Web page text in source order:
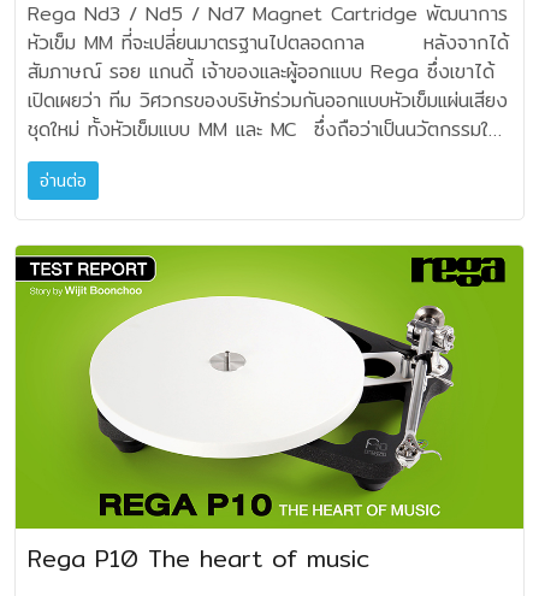
Table Linn Sondek LP12 Majik Turntable Hattor
Audio Ultimate System Accuphase DP 570S
Accuphase E4000 NAD M51 DAC Denon DCD
2500NE SACD สอบถามได้ที่ตัวแทนจำหน่ายเครื่องเสียง
ชั้นนำ Taan Fortune Town Top Sound&Vision Prestige
Hifi Komfortsound HiFi House by Msound HD HiFi
HD HiFi Online Audiomate.bkk BOSS Hi End Audio
Solutions เครื่องเสียงไฮเอนด์ Piyanas Electric Life
Audio MUSE AUDIONICE Blue in green
(metal/mineral mix) ใน Entreq Silver Minimus
Tungsten มีปริมาณจำกัด เมื่อเทียบกับรุ่นใหญ่กว่า เช่น Silver
Tellus หรือ Olympus ดังนั้นการใช้ Silver Minimus
Tungstenกับแอมปลิไฟร์ขนาดใหญ่ อาจทำให้ผลลัพธ์ด้านเสียง
ไม่ชัดเจน หรืออาจทำให้ระบบไม่สมดุล เช่นเสียงบาง, โทนเปลี่ยน,
แหลมเกินได้ คำแนะนำจาก Entreq ควรวางกล่อง
Silver Minimus Tungsten ให้ห่างจากแหล่งจ่ายไฟหลัก เช่น
EMI รวมทั้งไม่ควรวางซ้อนกับอุปกรณ์ที่จ่ายไฟหนัก เช่น
Power Amp หรือ Power Conditioner และวางบนพื้นไม้
หรือชั้นวางเครื่องเสียงจะดีกว่าพื้นปูนโดยตรง ขั้ว
อแดปเตอร์ที่เลือกใช้งานได้ RCA , XLR, Banana / Spade
/ Eyelet, RJ45 / LAN ground (สอบถาม เลือกซื้อเพิ่มเติม
ได้จากผู้แทนจำหน่าย) ทดสอบใช้งาน เครื่องที่นำมา
ทดสอบร่วมกับ Entreq Silver Minimus Tungsten อาทิ
เครื่องเล่น SACD , DAC , Streamer จะใช้ช่อง RCA และ
สลับมาใช้กับเร้าเตอร์ที่มีช่อง LAN ว่างอยู่ ได้ผลลัพธ์ที่ดีมาก ใน
แง่การลด Noise ให้พื้นเสียงสงัดขึัน ผมพบว่า หนึ่งใน
ซิสเต็มของผม ปรีแอมป์ระบบ Passive อย่างของ Hattor
Audio นี่จะได้ผลลัพธ์เข้าขั้นน่าทึ่ง หรือกับ DAC และ SACD
เสียงเพิ่มขึ้น อันเป็นผลจาก Noise โดยรวม ลดลงอย่างฉับพลัน
ทันที เสียงใสสะอาดขึ้น เสียงร้องมีชีวิตชีวา ฉ่ำชื้นขึ้น ปลายย่าน
ความถี่เสียงแหลมสวยงามขึ้น น้ำหนักเสียงเหมือนชาร์จพลังของ
ภาคขยายเพิ่มขึ้นอย่างน่าพิศวงเลยทีเดียว จุดสังเกตคือ
อิมเมจ มิติเสียง เวทีเสียง ดีขึ้นชนิดฟังออกทันทีทันใด แน่นอน
ครับ ในกรณีต่อกับสายไฟเอซีของเครื่องแบบใดให้ผลของ
เสียงมากที่สุด? อันนี้คงต้องยกให้ที่ภาคขยายหรือแอมปลิไฟล์
ครับ รองลงไปก็คือเครื่องเล่น Streamer เครื่องเล่นซีดี หรือ
DAC เป็นลำดับถัดไป แต่โดยรวมๆ จะส่งผลดีใกล้เคียงกันครับ
ถ้าหากว่า ชุดของคุณเป็นเครื่องเสียงไฮเอนด์ซิสเต็มใหญ่ มีงบ
ประมาณที่จะใช้กับเครื่องทุกชิ้นได้ละก็ ควรแยกใช้เป็นชุดๆ ไป ใน
ระหว่างแหล่งโปรแกรมและเครื่องแอมปลิไฟร์ DAC และอื่นๆ
รับรองว่าให้เสียงได้สุดยอดจริงๆ ครับ บทสรุป
FURUTECH FLOW-28 NCF ทำให้เราได้ยินเสียงที่เคยถูกซ่อน
ไว้ใน Background อันนี้จะเป็นผลต่อรายละเอียดเสียงเท่ากับคุณ
ยกเกรดเครื่องขึ้นมาอีกสเตปหนึ่งเลย บทบาทหลักคือช่วยลดเสียง
กวนทางไฟฟ้าอย่างมีนัยสำคัญ ทำให้เวทีเสียงหรือ
Soundstage โอ่อ่าขึ้น รายละเอียดใน โทนเสียงสูง งดงาม
ทอดเสียงละมุนละไม ให้ความชัดของสัมผัสบรรยากาศเสียง หรือ
แอมเบี้ยนได้อย่างยอดเยี่ยมมาก FURUTECH FLOW-28
(Silicone) โดยใช้เป็นโอริงหรือแผ่นรอง มีลูกปืน ลดแรงสั่น
สะเทือนและเสียงสะท้อน แผ่นรองเครื่องนี่แหละที่ผมว่า น่าสนใจ
มาก เพราะชั้นวางแต่ละชั้นผลิตจาก Quartz stone ซึ่งเป็นหิน
สังเคราะห์ที่มีความหนาแน่นสม่ำเสมอ มีลายเส้นกระจายเหมือนหิน
อ่อนซึ่งโครงสร้างนี้ช่วยลดแรงสั่นสะเทือนได้ดีมากๆ เหมาะ
สำหรับการใช้งานกับระบบเสียงที่ต้องการความชัดเจนและเสียง
เป็นเนื้อเดียวกัน มวลของ Quartz stone ให้ความหนา
แน่นที่เหมาะสม เพราะวัสดุมีความสัมพัทธ์สูง (high mass) ช่วย
ลดการสั่นสะเทือนตกค้าง (resonance) ซึ่งช่วยให้เสียงสะอาด
และแม่นยำมากยิ่งขึ้น แผ่นรองเครื่องได้ใช้กรรมวิธีการผลิต
การขึ้นรูปโดยการเผาด้วยความร้อนและการอัดแน่น ชั้นวาง
Quartz stone นี้ผ่านการเผาที่อุณหภูมิสูง พร้อมทั้งการอัด
แน่นให้ผิวที่เรียบเนียนและจัดเรียงโมเลกุลความหนาแน่นอย่าง
สม่ำเสมอในวัสดุ ส่งผลให้เสียงออกมา “มีความเป็นเนื้อเดียว”
อย่างดีเยี่ยม ผู้ผลิต Audio Bastion ออกแบบได้อย่าง
แยบยลและสามารถนำมาประกอบได้อย่างง่ายดาย
MODULAR CLASSIC RACK II ของ Audio Bastion ในรุ่น
MR-1 และ MR-2 เป็นชั้นวางเครื่องเสียงที่มุ่งเน้นต่อผลของ
ความละเอียด และคุณภาพเสียงในซิสเต็ม ด้วยวัสดุ Quartz
stone ที่หนาแน่นและออกแบบมาเพื่อลดแรงสั่นสะเทือนในตัว
สามารถในการป้องกัน RFI ด้วยวิศวกรรมที่เหมาะสมที่สุด โดย
การใช้ประโยชน์จากวัสดุที่ดีที่สุดและกระบวนการขั้นสูง
Furutech จึงมอบประสิทธิภาพที่ยอดเยี่ยมได้อย่างสม่ำเสมอ
การนำวัสดุ "NCF" อันล้ำสมัยของ Furutech มาใช้กับขั้วต่อ
เหล่านี้ แสดงให้เห็นถึงความมุ่งมั่นในการสร้างสรรค์นวัตกรรม
NCF ได้รับการออกแบบมาเป็นพิเศษเพื่อต่อต้านไฟฟ้าสถิต ช่วย
ลดการสั่นสะเทือนและขจัดเสียงรบกวนไฟฟ้าสถิตที่ไม่ต้องการ
ผลลัพธ์ที่ได้คือเวทีเสียงที่สะอาดขึ้น แม่นยำขึ้น ปราศจาก
สีสัน ทำให้เสียงที่แท้จริงจากแหล่งกำเนิดเสียงเปล่งประกายออก
มาอย่างน่าประทับใจ ในด้านรายละเอียดทางเทคนิคที่พิเศษ
กว่าใคร คุณสมบัติหลัก เป็นสายไฟที่ออกแบบมาอย่างสวยงาม
ด้วยตัวนำ α (Alpha) μ-OFC ใช้ฉนวนโพลีเอทิลีนพิเศษที่ทนต่อ
แรงดันไฟฟ้าสูงและความร้อน ให้ความจุที่ต่ำกว่าและการหน่วง
เชิงกลที่ดีกว่า มีเทคโนโลยี Ground/Earth Jumper ที่
ได้รับการจดสิทธิบัตร แม้ในระหว่างการใช้งานปกติทั่วไป สาย
เคเบิลทั่วไปก็ยังสร้างคลื่นแม่เหล็กไฟฟ้าที่ไม่ต้องการขึ้นมาได้ ซึ่ง
อาจก่อให้เกิดการรบกวนได้ โดยคลื่นดังกล่าวจะแสดงผล
เด่นชัดที่สุดในบริเวณที่สายเคเบิลงอหรือพับ ดังนั้น "Earth
Jumper" ของ Furutech แก้ไขปัญหานี้ด้วยการใช้แผ่น
ทองแดงที่สัมผัสกับสกรูยึด ต่อกับสายดิน ทำให้ศักย์แม่เหล็ก
Rega Nd3 / Nd5 / Nd7 Magnet Cartridge พัฒนาการ
หัวเข็ม MM ที่จะเปลี่ยนมาตรฐานไปตลอดกาล หลังจากได้
สัมภาษณ์ รอย แกนดี้ เจ้าของและผู้ออกแบบ Rega ซึ่งเขาได้
เปิดเผยว่า ทีม วิศวกรของบริษัทร่วมกันออกแบบหัวเข็มแผ่นเสียง
ชุดใหม่ ทั้งหัวเข็มแบบ MM และ MC ซึ่งถือว่าเป็นนวัตกรรมใหม่
ทั้งหมดของโครงสร้างและระบบหัวเข็มเล่นแผ่นเสียงในปัจจุบัน
และก็ได้มีโอกาสนำเอาหัวเข็ม3 รุ่นมาทดสอบใช้งาน คือ
Rega Nd3 Rega Nd5 และ Rega Nd7 ที่ใช้ปลายเข็มแบบ
เพชร ที่เป็นผลลัพธ์จากการวิจัย พัฒนามายาวนานกว่า 10 ปี
และนี่คือการยกระดับมาตรฐาน Cartridge ขึ้นมาอีกระดับหนึ่ง
โดยเทคโนโลยีนี้ Rega ได้นำขึ้นจดสิทธิบัตร หัวเข็ม
ตระกูล Nd ทั้งหมด ถือว่าเป็นรายแรกของโลก ที่ใช้แม่เหล็กนี
โอ-ไดเมียมกำลังสูงพิเศษในการออกแบบหัวเข็มชนิดแม่เหล็กที่
เคลื่อนที่หรือ MM: Moving Magnet เป็นการออกแบบที่มี
เอกลักษณ์เฉพาะตัวโดยสิ้นเชิง เป็นการออกแบบที่ยาก
ลำบากที่สุดเท่าที่เคยมีการพัฒนาและดีไซน์หัวเข็มแผ่นเสียง
การใช้ปลายเข็มเพชรที่มีโครงสร้าง "เส้นละเอียด" และทันสมัย
ที่สุดก็เพื่อผลการเกาะร่องแผ่นด้วยรายละเอียดขั้นสูงสุด สามารถ
เทียบเคียงได้กับ MC ระดับไฮเอนด์ Apheta 3 และ Aphelion
ของ Rega เองเลยทีเดียว โครงสร้างของเนื้อเพชร ที่
อ่านต่อ
Rega P10 The heart of music